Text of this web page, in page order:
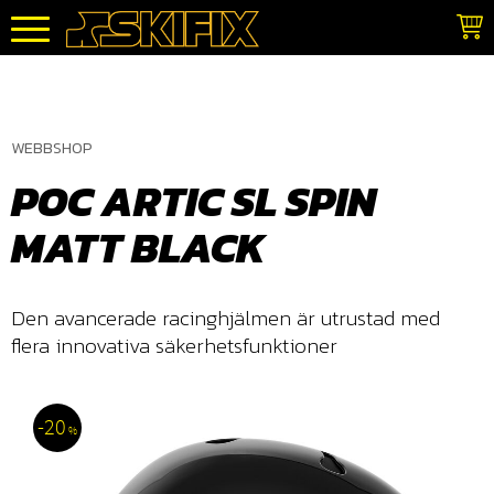
Meny
WEBBSHOP
POC ARTIC SL SPIN
MATT BLACK
Den avancerade racinghjälmen är utrustad med
flera innovativa säkerhetsfunktioner
20 %